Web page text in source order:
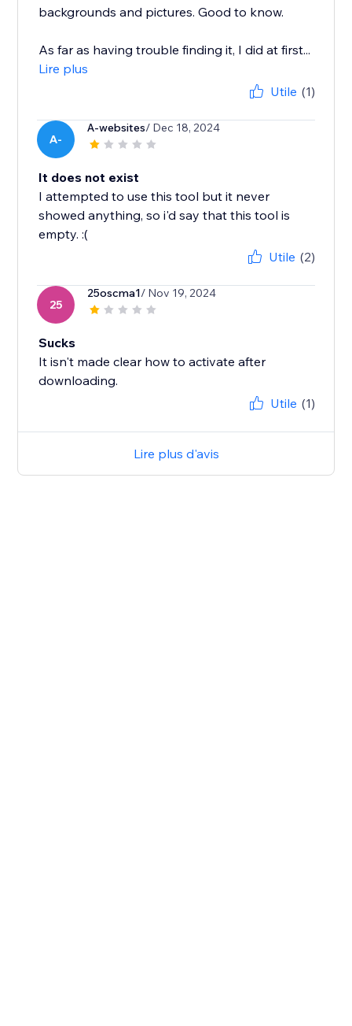
backgrounds and pictures. Good to know.
As far as having trouble finding it, I did at first...
Lire plus
Utile (1)
A-
A-websites/ Dec 18, 2024
It does not exist
I attempted to use this tool but it never
showed anything, so i'd say that this tool is
empty. :(
Utile (2)
25
25oscma1/ Nov 19, 2024
Sucks
It isn't made clear how to activate after
downloading.
Utile (1)
Lire plus d'avis